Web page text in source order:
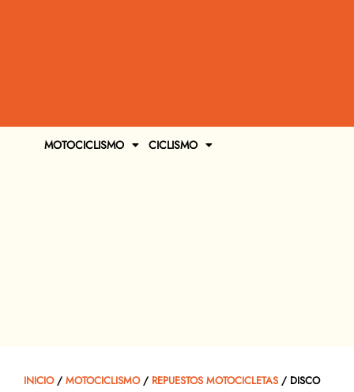
MOTOCICLISMO CICLISMO
INICIO/ MOTOCICLISMO/ REPUESTOS MOTOCICLETAS / DISCO